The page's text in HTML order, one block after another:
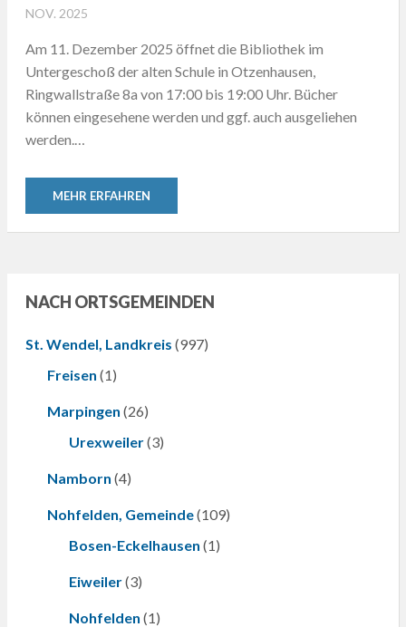
NOV. 2025
Am 11. Dezember 2025 öffnet die Bibliothek im
Untergeschoß der alten Schule in Otzenhausen,
Ringwallstraße 8a von 17:00 bis 19:00 Uhr. Bücher
können eingesehene werden und ggf. auch ausgeliehen
werden.…
MEHR ERFAHREN
NACH ORTSGEMEINDEN
St. Wendel, Landkreis (997)
Freisen (1)
Marpingen (26)
Urexweiler(3)
Namborn (4)
Nohfelden, Gemeinde(109)
Bosen-Eckelhausen (1)
Eiweiler(3)
Nohfelden (1)